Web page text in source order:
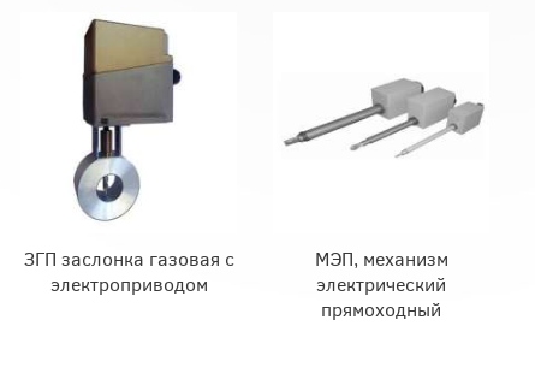
ЗГП заслонка газовая с
электроприводом
МЭП, механизм
электрический
прямоходный